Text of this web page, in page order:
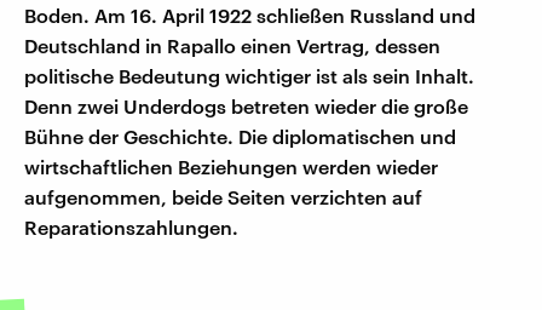
Boden. Am 16. April 1922 schließen Russland und
Deutschland in Rapallo einen Vertrag, dessen
politische Bedeutung wichtiger ist als sein Inhalt.
Denn zwei Underdogs betreten wieder die große
Bühne der Geschichte. Die diplomatischen und
wirtschaftlichen Beziehungen werden wieder
aufgenommen, beide Seiten verzichten auf
Reparationszahlungen.